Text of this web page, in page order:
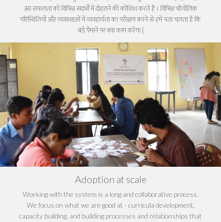
उस सफलता को विभिन्न संदर्भों में दोहराने की कोशिश करते हैं । विभिन्न भौगोलिक
परिस्थितियों और व्यवस्थाओं में व्यवहार्यता का परीक्षण करने से हमें पता चलता है कि
बड़े पैमाने पर क्या काम करेगा|
Adoption at scale
Working with the system is a long and collaborative process.
We focus on what we are good at - curricula development,
capacity building, and building processes and relationships that